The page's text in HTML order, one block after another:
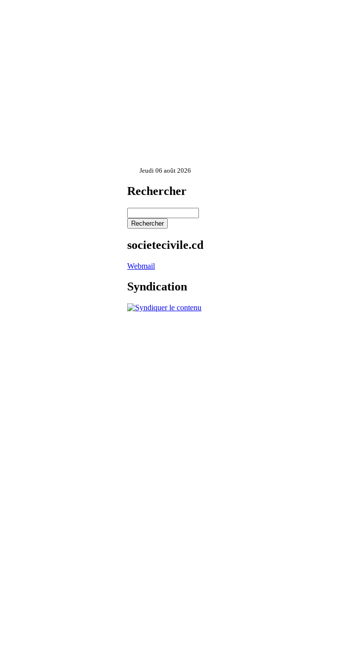
Jeudi 06 août 2026
Rechercher
societecivile.cd
Webmail
Syndication